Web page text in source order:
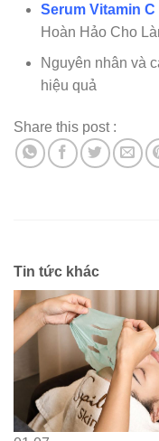
Serum Vitamin
Hoàn Hảo Cho
Nguyên nhân và
hiệu quả
Share this post :
Tin tức khác
30 06